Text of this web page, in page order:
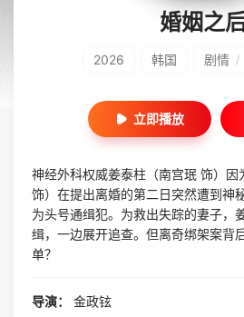
婚姻之
2026 韩国 剧情 /
立即播放
神经外科权威姜泰柱（南宫珉 饰）因
饰）在提出离婚的第二日突然遭到神
为头号通缉犯。为救出失踪的妻子，
缉，一边展开追查。但离奇绑架案背
单？
导演：
金政铉